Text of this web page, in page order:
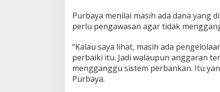
Purbaya menilai masih ada dana yang
perlu pengawasan agar tidak
“Kalau saya lihat, masih ada
perbaiki itu. Jadi walaupun anggaran
mengganggu sistem perbankan. Itu
Purbaya.